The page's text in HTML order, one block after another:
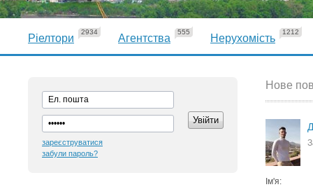
Ріелтори
2934
Агентства
555
Нерухомість
1212
зареєструватися
забули пароль?
Нове
Ім'я: